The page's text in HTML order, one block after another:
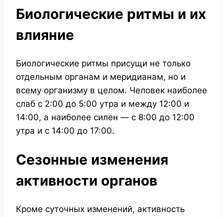
Биологические ритмы и их
влияние
Биологические ритмы присущи не только
отдельным органам и меридианам, но и
всему организму в целом. Человек наиболее
слаб с 2:00 до 5:00 утра и между 12:00 и
14:00, а наиболее силен — с 8:00 до 12:00
утра и с 14:00 до 17:00.
Сезонные изменения
активности органов
Кроме суточных изменений, активность